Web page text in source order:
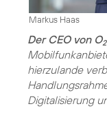
Markus Haas
Der CEO von O2
hierzulande
Digitalisierung